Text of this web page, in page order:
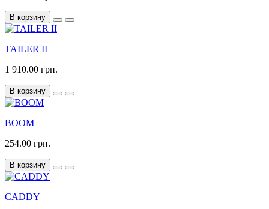
В корзину
TAILER II
1 910.00 грн.
В корзину
BOOM
254.00 грн.
В корзину
CADDY